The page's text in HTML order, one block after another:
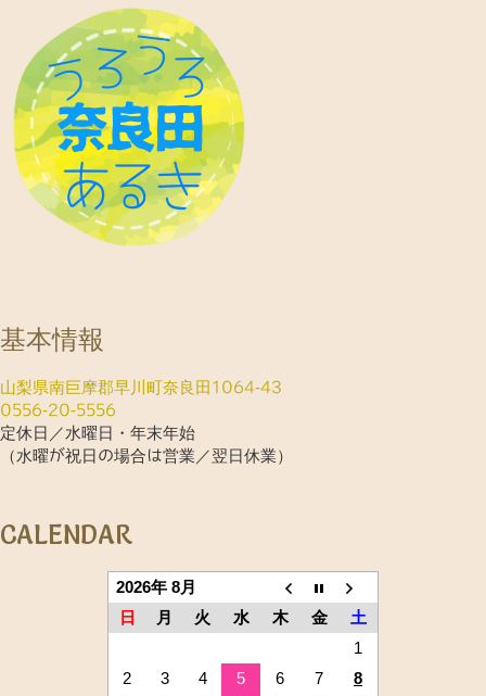
基本情報
山梨県南巨摩郡早川町奈良田1064-43
0556-20-5556
定休日／水曜日・年末年始
（水曜が祝日の場合は営業／翌日休業）
CALENDAR
2026年 8月
日
月 火 水 木 金
土
1
2
3 4 5 6 7
8